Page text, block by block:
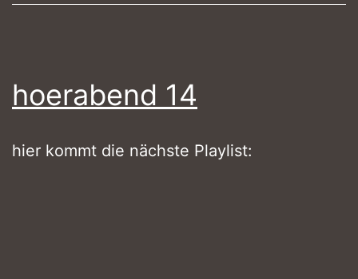
hoerabend 14
hier kommt die nächste Playlist: